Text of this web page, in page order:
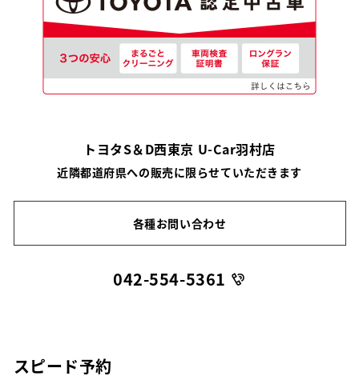
トヨタS＆D西東京 U-Car羽村店
近隣都道府県への販売に限らせていただきます
各種お問い合わせ
042-554-5361
スピード予約